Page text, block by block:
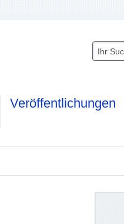
Veröffentlichungen